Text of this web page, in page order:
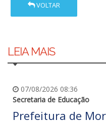
VOLTAR
LEIA MAIS
07/08/2026 08:36
Secretaria de Educação
Prefeitura de